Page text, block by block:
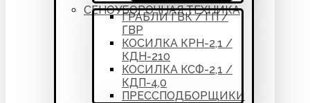
СЕНОУБОРОЧНАЯ ТЕХНИКА
ГРАБЛИ ГВК / ГП /
ГВР
КОСИЛКА КРН-2,1 /
КДН-210
КОСИЛКА КСФ-2,1 /
КДП-4,0
ПРЕССПОДБОРЩИКИ